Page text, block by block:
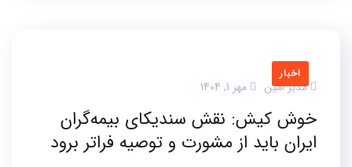
اخبار
مدیر امین مهر 1, 1404
خوش کیش: نقش سندیکای بیمه‌گران
ایران باید از مشورت و توصیه فراتر برود